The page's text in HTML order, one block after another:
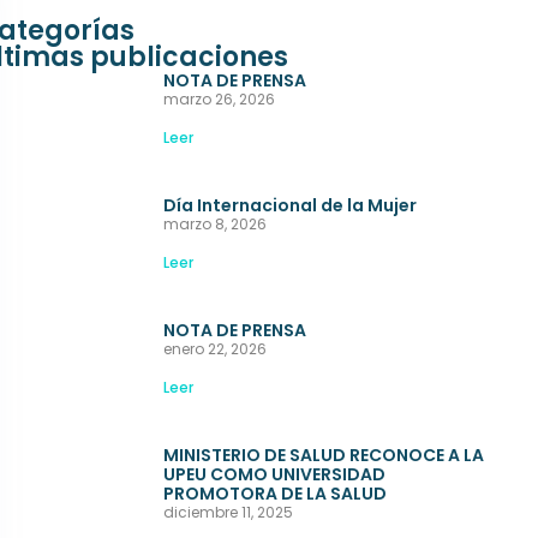
publicaciones
NOTA DE PRENSA
marzo 26, 2026
Leer
Día Internacional de la Mujer
marzo 8, 2026
Leer
NOTA DE PRENSA
enero 22, 2026
Leer
MINISTERIO DE SALUD RECONOCE A LA
UPEU COMO UNIVERSIDAD
PROMOTORA DE LA SALUD
diciembre 11, 2025